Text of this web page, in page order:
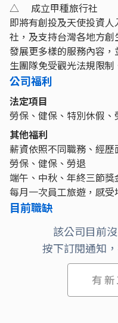
△ 成立甲種旅行社
即將有創投及天使投資
社，及支持台灣各地方創
發展更多樣的服務內容
生團隊免受觀光法規限制
公司福利
法定項目
勞保、健保、特別休假、
其他福利
薪資依照不同職務、經歷
勞保、健保、勞退
端午、中秋、年終三節獎
每月一次員工旅遊，感
目前職缺
該公司目前
按下訂閱通知
有